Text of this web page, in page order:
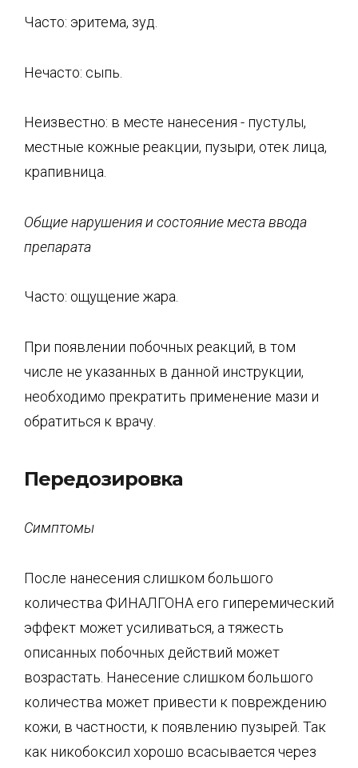
Часто: эритема, зуд.
Нечасто: сыпь.
Неизвестно: в месте нанесения - пустулы,
местные кожные реакции, пузыри, отек лица,
крапивница.
Общие нарушения и состояние места ввода
препарата
Часто: ощущение жара.
При появлении побочных реакций, в том
числе не указанных в данной инструкции,
необходимо прекратить применение мази и
обратиться к врачу.
Передозировка
Симптомы
После нанесения слишком большого
количества ФИНАЛГОНА его гиперемический
эффект может усиливаться, а тяжесть
описанных побочных действий может
возрастать. Нанесение слишком большого
количества может привести к повреждению
кожи, в частности, к появлению пузырей. Так
как никобоксил хорошо всасывается через